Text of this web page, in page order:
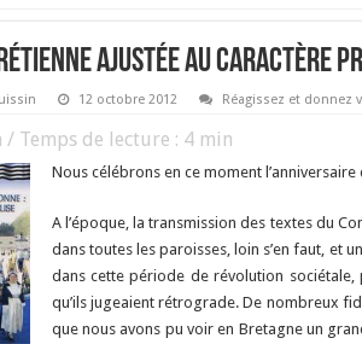
ajustée au caractère
12 octobre 2012 Réagissez et donnez
/ Temps de lecture : 4min
Nous célébrons en ce moment
A l’époque, la transmission des textes du
dans toutes les paroisses, loin s’en faut, et
dans cette période de révolution
qu’ils jugeaient rétrograde. De nombreux
que nous avons pu voir en Bretagne un